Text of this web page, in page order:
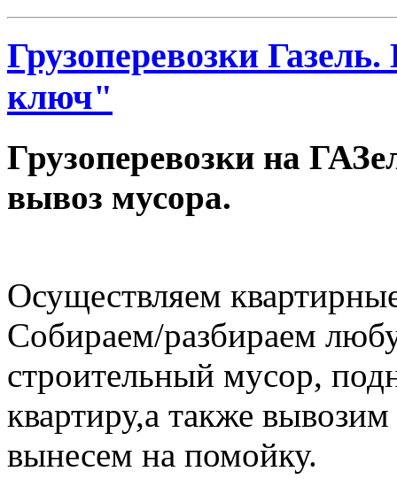
Грузоперевозки
ключ"
Грузоперевозки на
вывоз мусора.
Осуществляем
Собираем/разбираем
строительный мусор,
квартиру,а также
вынесем на помойку.